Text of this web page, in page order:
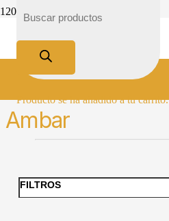
Productose ha añadido a tu carrito.
Inicio
Color del producto
Ambar
FILTROS